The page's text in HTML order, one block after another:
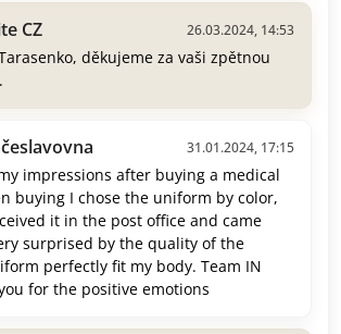
CZ 26.03.2024, 14:53
děkujeme za vaši zpětnou
31.01.2024, 17:15
impressions after buying a medical
buying I chose the uniform by color,
it in the post office and came
surprised by the quality of the
perfectly fit my body. Team IN
for the positive emotions